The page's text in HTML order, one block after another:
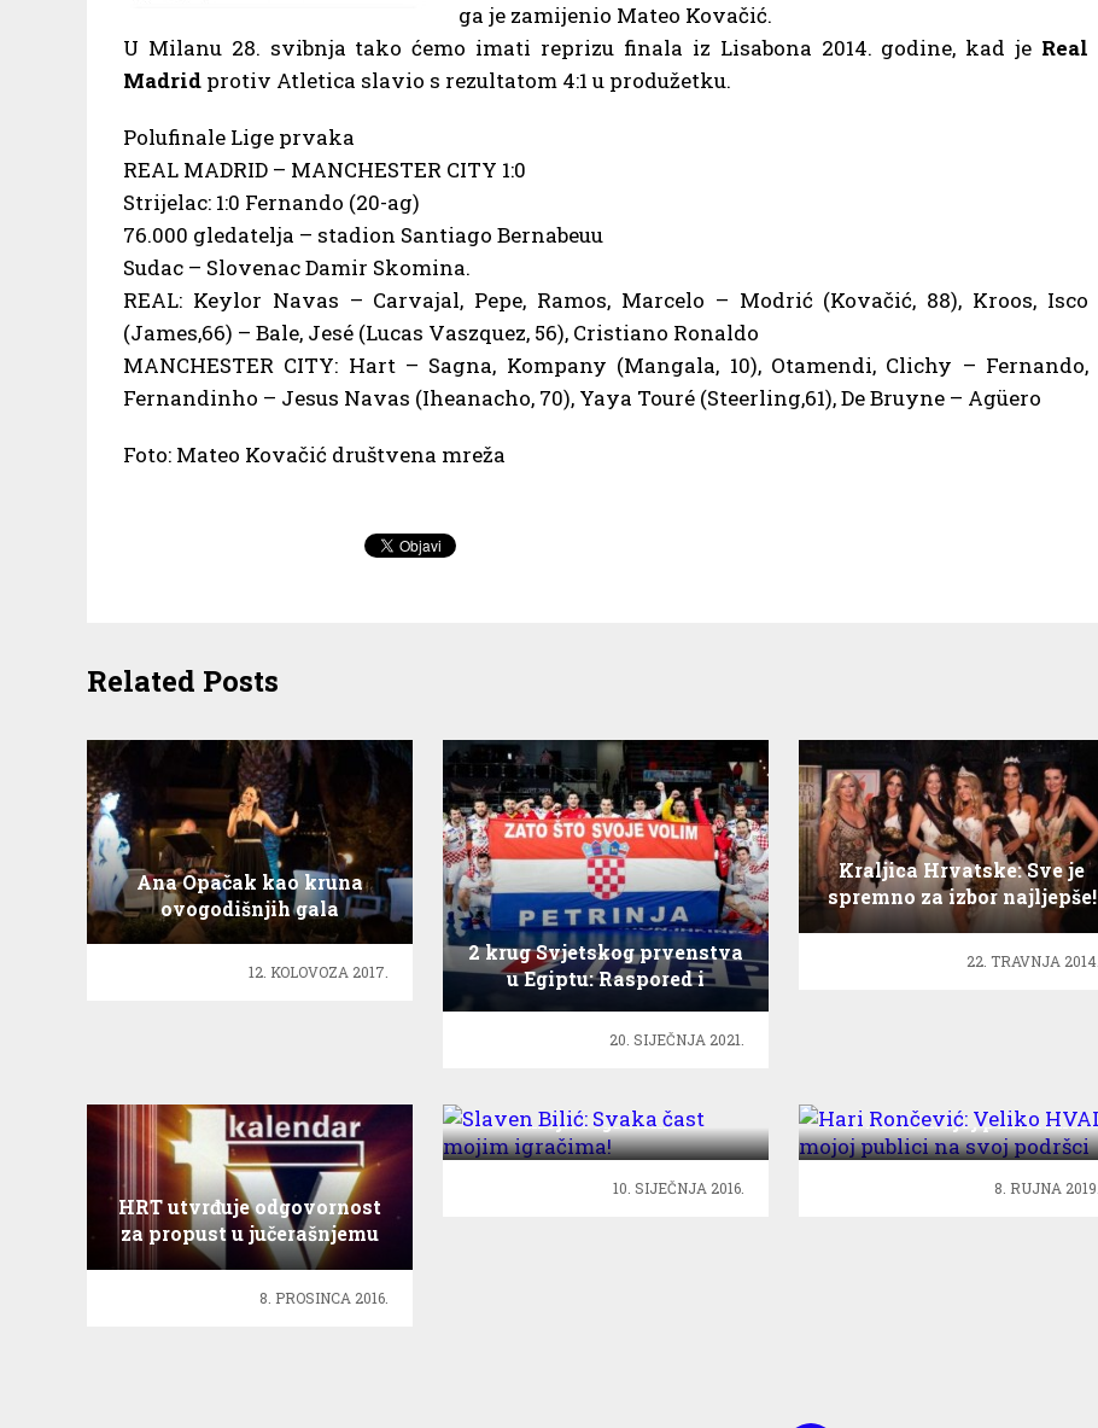
ga je zamijenio Mateo Kovačić.
U Milanu 28. svibnja tako ćemo imati reprizu finala iz Lisabona 2014. godine, kad je Real
Madrid protiv Atletica slavio s rezultatom 4:1 u produžetku.
Polufinale Lige prvaka
REAL MADRID – MANCHESTER CITY 1:0
Strijelac: 1:0 Fernando (20-ag)
76.000 gledatelja – stadion Santiago Bernabeuu
Sudac – Slovenac Damir Skomina.
REAL: Keylor Navas – Carvajal, Pepe, Ramos, Marcelo – Modrić (Kovačić, 88), Kroos, Isco
(James,66) – Bale, Jesé (Lucas Vaszquez, 56), Cristiano Ronaldo
MANCHESTER CITY: Hart – Sagna, Kompany (Mangala, 10), Otamendi, Clichy – Fernando,
Fernandinho – Jesus Navas (Iheanacho, 70), Yaya Touré (Steerling,61), De Bruyne – Agüero
Foto: Mateo Kovačić društvena mreža
Related Posts
Ana Opačak kao kruna
ovogodišnjih gala
koncerata na terasi
Milenija
12. KOLOVOZA 2017.
2 krug Svjetskog prvenstva
u Egiptu: Raspored i
20. SIJEČNJA 2021.
Kraljica Hrvatske: Sve je
spremno za izbor najljepše!
22. TRAVNJA 2014.
HRT utvrđuje odgovornost
za propust u jučerašnjemu
TV kalendaru
8. PROSINCA 2016.
mojim igračima!
10. SIJEČNJA 2016.
HVALA mojoj publici na
svoj podršci
8. RUJNA 2019.